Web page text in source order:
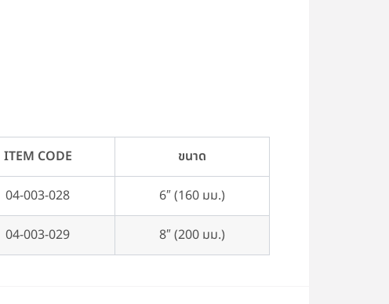
ITEM CODE ขนาด
04-003-028 6″ (160 มม.)
04-003-029 8″ (200 มม.)